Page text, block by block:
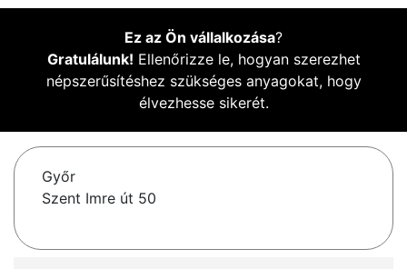
Ez az Ön vállalkozása?
Gratulálunk! Ellenőrizze le, hogyan szerezhet
népszerűsítéshez szükséges anyagokat, hogy
élvezhesse sikerét.
Győr
Szent Imre út 50